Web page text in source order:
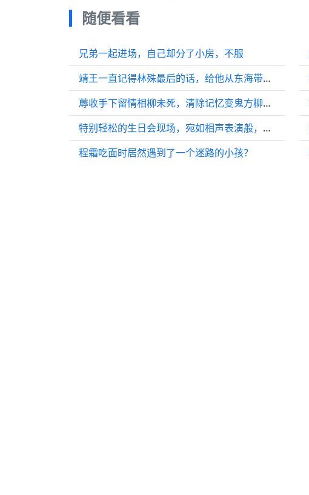
随便看看
兄弟一起进场，自己却分了小房，不服
靖王一直记得林殊最后的话，给他从东海带来了鸽子蛋般大的珍珠
蓐收手下留情相柳未死，清除记忆变鬼方柳与小夭陌路
特别轻松的生日会现场，宛如相声表演般，每句话都能逗笑观众
程霜吃面时居然遇到了一个迷路的小孩？